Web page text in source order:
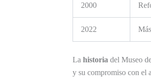
2000
2022
La historia del Museo
y su compromiso con el